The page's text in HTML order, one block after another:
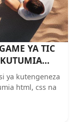
YA TIC
ya kutengeneza
html, css na